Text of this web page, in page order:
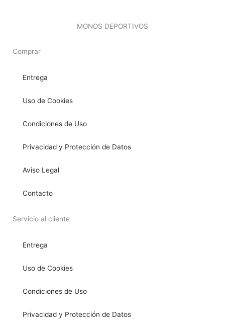
MONOS DEPORTIVOS
Comprar
Entrega
Uso de Cookies
Condiciones de Uso
Privacidad y Protección de Datos
Aviso Legal
Contacto
Servicio al cliente
Entrega
Uso de Cookies
Condiciones de Uso
Privacidad y Protección de Datos